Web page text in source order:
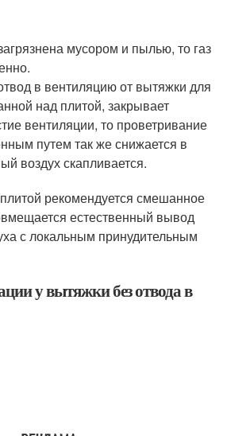
мусором и пылью, то газ
в вентиляцию от вытяжки для
над плитой, закрывает
вентиляции, то проветривание
путем так же снижается в
воздух скапливается.
рекомендуется смешанное
естественный вывод
с локальным принудительным
у вытяжки без отвода в